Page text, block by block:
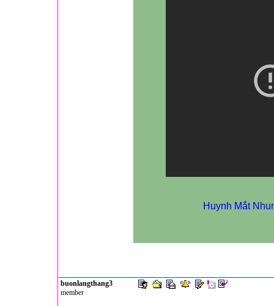
Huynh Mắt
buonlangthang3
member